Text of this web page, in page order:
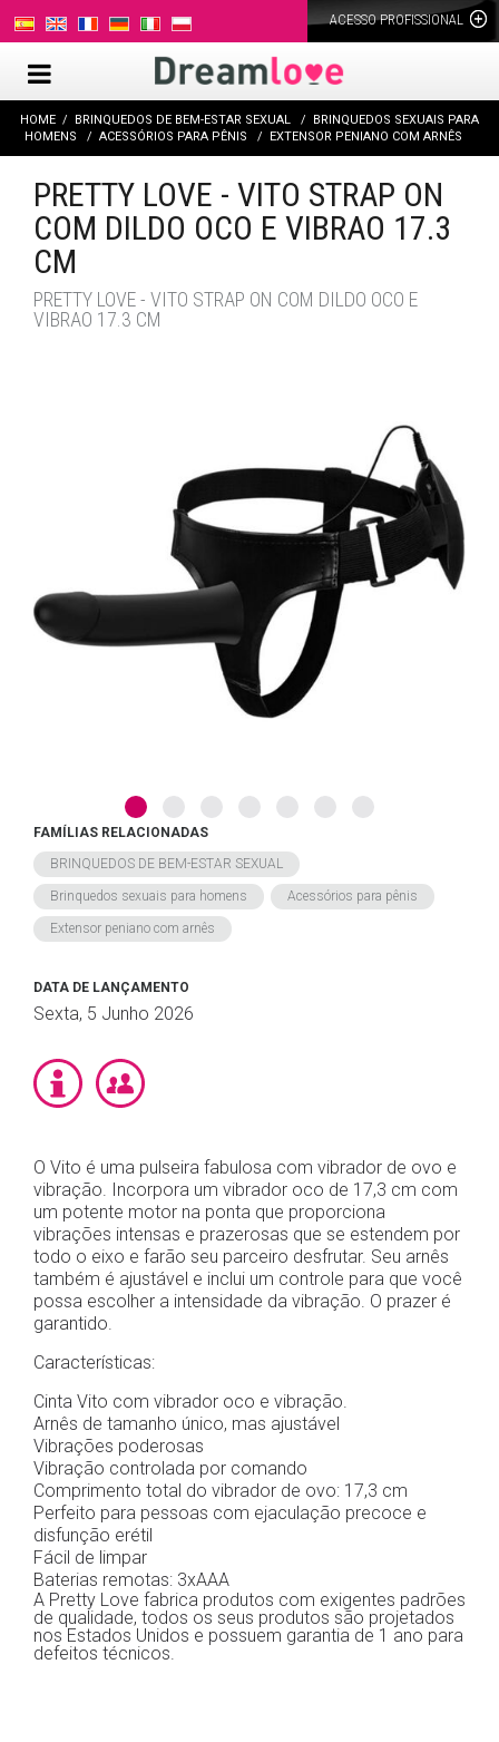
ACESSO PROFISSIONAL
HOME BRINQUEDOS DE BEM-ESTAR SEXUAL
BRINQUEDOS SEXUAIS PARA
HOMENS
ACESSÓRIOS PARA PÊNIS EXTENSOR PENIANO COM ARNÊS
PRETTY LOVE - VITO STRAP ON
COM DILDO OCO E VIBRAO 17.3
CM
PRETTY LOVE - VITO STRAP ON COM DILDO OCO E
VIBRAO 17.3 CM
FAMÍLIAS RELACIONADAS
BRINQUEDOS DE BEM-ESTAR SEXUAL
Brinquedos sexuais para homens Acessórios para pênis
Extensor peniano com arnês
DATA DE LANÇAMENTO
Sexta, 5 Junho 2026
O Vito é uma pulseira fabulosa com vibrador de ovo e
vibração. Incorpora um vibrador oco de 17,3 cm com
um potente motor na ponta que proporciona
vibrações intensas e prazerosas que se estendem por
todo o eixo e farão seu parceiro desfrutar. Seu arnês
também é ajustável e inclui um controle para que você
possa escolher a intensidade da vibração. O prazer é
garantido.
Características:
Cinta Vito com vibrador oco e vibração.
Arnês de tamanho único, mas ajustável
Vibrações poderosas
Vibração controlada por comando
Comprimento total do vibrador de ovo: 17,3 cm
Perfeito para pessoas com ejaculação precoce e
disfunção erétil
Fácil de limpar
Baterias remotas: 3xAAA
A Pretty Love fabrica produtos com exigentes padrões
de qualidade, todos os seus produtos são projetados
nos Estados Unidos e possuem garantia de 1 ano para
defeitos técnicos.